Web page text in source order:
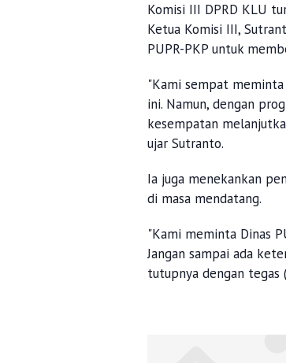
Komisi III DPRD KLU
Ketua Komisi III,
PUPR-PKP untuk
"Kami sempat
ini. Namun, dengan
kesempatan
ujar Sutranto.
Ia juga menekankan
di masa mendatang.
"Kami meminta Dinas
Jangan sampai ada
tutupnya dengan tegas